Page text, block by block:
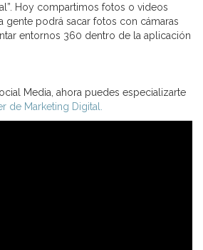
Hoy compartimos fotos o videos
gente podrá sacar fotos con cámaras
entornos 360 dentro de la aplicación
Media, ahora puedes especializarte
de Marketing Digital.